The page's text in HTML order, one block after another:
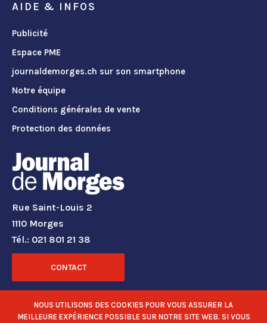
AIDE & INFOS
Publicité
Espace PME
journaldemorges.ch sur son smartphone
Notre équipe
Conditions générales de vente
Protection des données
Rue Saint-Louis 2
1110 Morges
Tél.: 021 801 21 38
CONTACT
RÉSEAUX SOCIAUX
NOUS UTILISONS DES COOKIES POUR VOUS ASSURER LA
MEILLEURE EXPÉRIENCE POSSIBLE SUR NOTRE SITE WEB. SI VOUS